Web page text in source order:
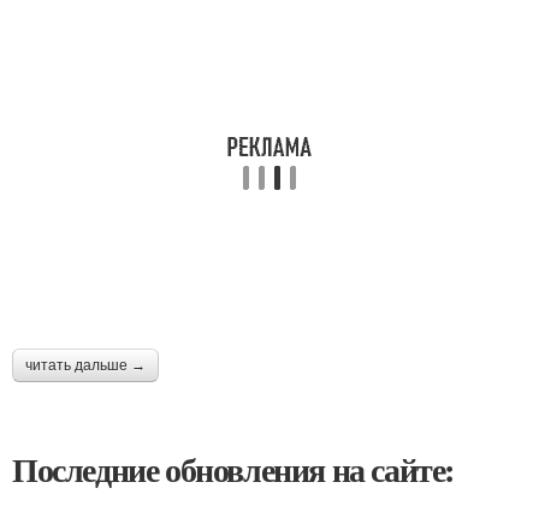
читать дальше →
Последние обновления на сайте: